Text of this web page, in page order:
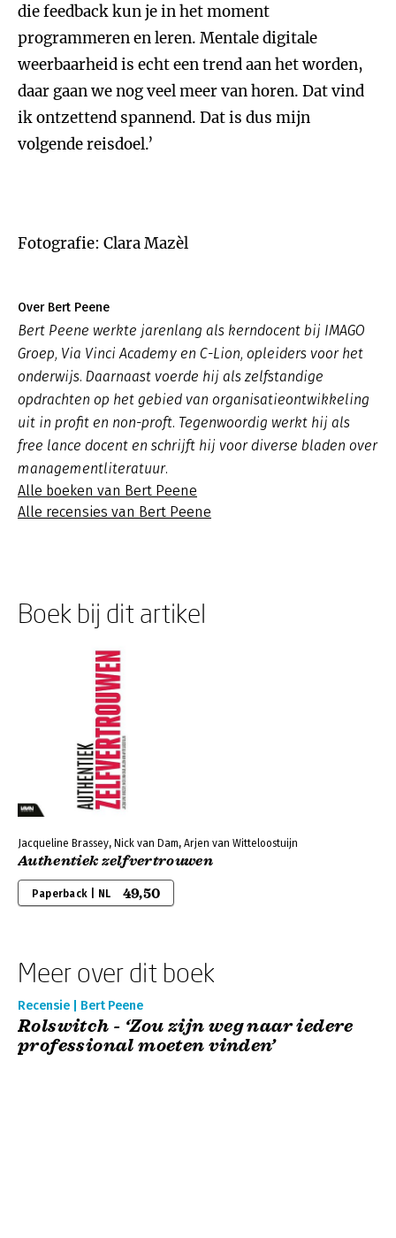
die feedback kun je in het moment
programmeren en leren. Mentale digitale
weerbaarheid is echt een trend aan het worden,
daar gaan we nog veel meer van horen. Dat vind
ik ontzettend spannend. Dat is dus mijn
volgende reisdoel.’
Fotografie: Clara Mazèl
Over Bert Peene
Bert Peene werkte jarenlang als kerndocent bij IMAGO
Groep, Via Vinci Academy en C-Lion, opleiders voor het
onderwijs. Daarnaast voerde hij als zelfstandige
opdrachten op het gebied van organisatieontwikkeling
uit in profit en non-proft. Tegenwoordig werkt hij als
free lance docent en schrijft hij voor diverse bladen over
managementliteratuur.
Alle boeken van Bert Peene
Alle recensies van Bert Peene
Boek bij dit artikel
Jacqueline Brassey, Nick van Dam, Arjen van Witteloostuijn
Authentiek zelfvertrouwen
Paperback | NL 49,50
Meer over dit boek
Recensie | Bert Peene
Rolswitch - ‘Zou zijn weg naar iedere
professional moeten vinden’